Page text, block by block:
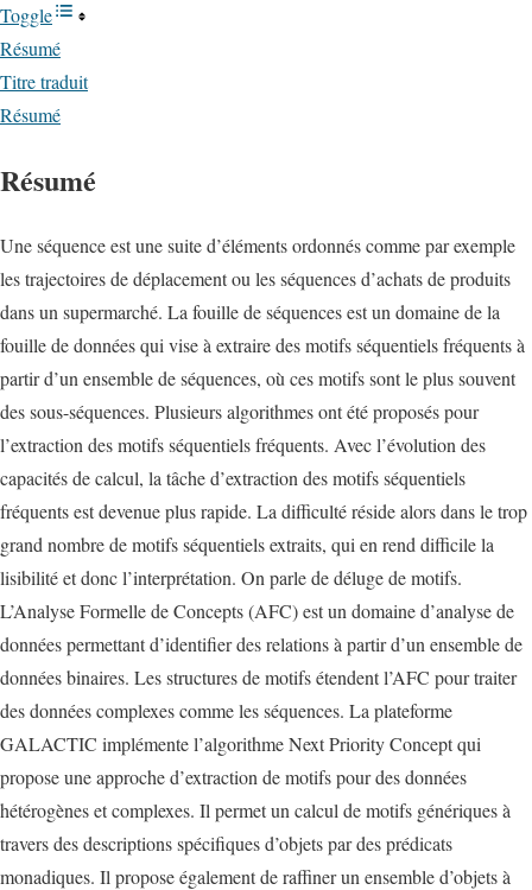
Toggle
Résumé
Titre traduit
Résumé
Résumé
Une séquence est une suite d’éléments ordonnés comme par exemple
les trajectoires de déplacement ou les séquences d’achats de produits
dans un supermarché. La fouille de séquences est un domaine de la
fouille de données qui vise à extraire des motifs séquentiels fréquents à
partir d’un ensemble de séquences, où ces motifs sont le plus souvent
des sous-séquences. Plusieurs algorithmes ont été proposés pour
l’extraction des motifs séquentiels fréquents. Avec l’évolution des
capacités de calcul, la tâche d’extraction des motifs séquentiels
fréquents est devenue plus rapide. La difficulté réside alors dans le trop
grand nombre de motifs séquentiels extraits, qui en rend difficile la
lisibilité et donc l’interprétation. On parle de déluge de motifs.
L’Analyse Formelle de Concepts (AFC) est un domaine d’analyse de
données permettant d’identifier des relations à partir d’un ensemble de
données binaires. Les structures de motifs étendent l’AFC pour traiter
des données complexes comme les séquences. La plateforme
GALACTIC implémente l’algorithme Next Priority Concept qui
propose une approche d’extraction de motifs pour des données
hétérogènes et complexes. Il permet un calcul de motifs génériques à
travers des descriptions spécifiques d’objets par des prédicats
monadiques. Il propose également de raffiner un ensemble d’objets à